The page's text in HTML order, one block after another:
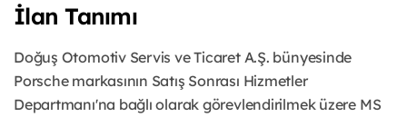
İlan Tanımı
Doğuş Otomotiv Servis ve Ticaret A.Ş. bünyesinde
Porsche markasının Satış Sonrası Hizmetler
Departmanı'na bağlı olarak görevlendirilmek üzere MS